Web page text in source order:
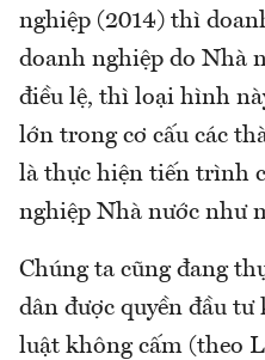
nghiệp (2014) thì
doanh nghiệp do Nhà
điều lệ, thì loại hình
lớn trong cơ cấu các
là thực hiện tiến trình
nghiệp Nhà nước như
Chúng ta cũng đang
dân được quyền đầu
luật không cấm (theo